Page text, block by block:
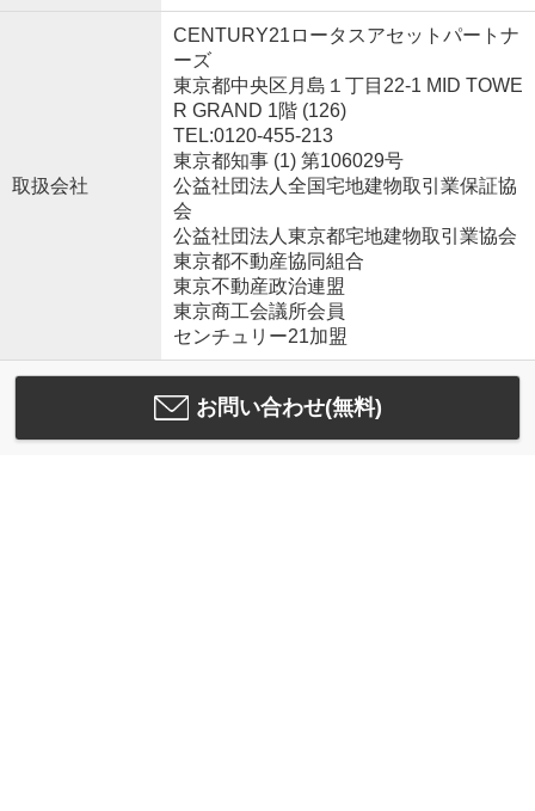
取扱会社
CENTURY21ロータスアセットパートナ
ーズ
東京都中央区月島１丁目22-1 MID TOWE
R GRAND 1階 (126)
TEL:0120-455-213
東京都知事 (1) 第106029号
公益社団法人全国宅地建物取引業保証協
会
公益社団法人東京都宅地建物取引業協会
東京都不動産協同組合
東京不動産政治連盟
東京商工会議所会員
センチュリー21加盟
お問い合わせ(無料)